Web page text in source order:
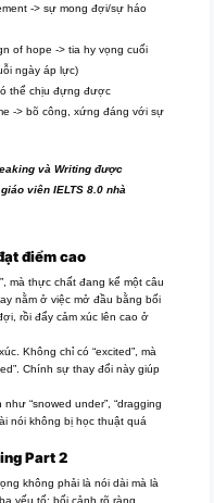
-> sự mong đợi/sự háo
of hope -> tia hy vọng cuối
ngày áp lực)
thể chịu đựng được
-> bõ công, xứng đáng với sự
và Writing được
viên IELTS 8.0 nhà
điểm cao
mà thực chất đang kể một câu
nằm ở việc mở đầu bằng bối
rồi đẩy cảm xúc lên cao ở
Không chỉ có “excited”, mà
Chính sự thay đổi này giúp
“snowed under”, “dragging
nói không bị học thuật quá
Part 2
không phải là nói dài mà là
yếu tố: bối cảnh rõ ràng,